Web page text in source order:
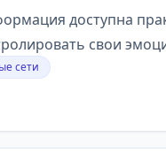
доступна
свои
сети